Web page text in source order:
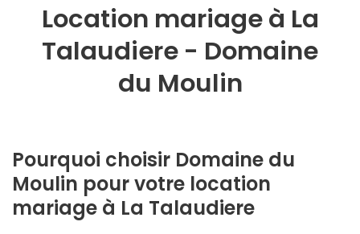
Location mariage à La
Talaudiere - Domaine
du Moulin
Pourquoi choisir Domaine du
Moulin pour votre location
mariage à La Talaudiere